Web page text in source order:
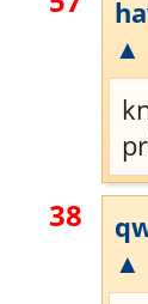
▲
38
▲